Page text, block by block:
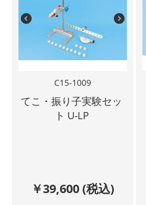
C15-1009
てこ・振り子実験セッ
ト U-LP
￥39,600(税込)